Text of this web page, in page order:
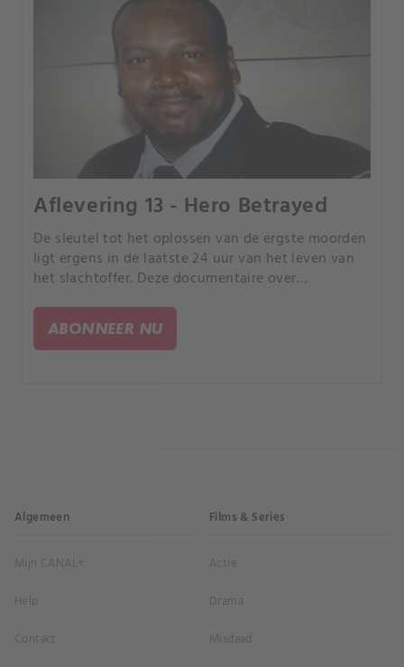
Aflevering 13 - Hero Betrayed
De sleutel tot het oplossen van de ergste moorden
ligt ergens in de laatste 24 uur van het leven van
het slachtoffer. Deze documentaire over
en macht proberen de zaak op te lossen.
ABONNEER NU
Algemeen
Mijn CANAL+
Help
Contact
Films & Series
Actie
Drama
Misdaad